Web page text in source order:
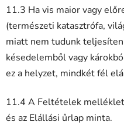
11.3 Ha vis maior vagy
(természeti katasztrófa,
miatt nem tudunk
késedelemből vagy
ez a helyzet, mindkét fél
11.4 A Feltételek
és az Elállási űrlap minta.